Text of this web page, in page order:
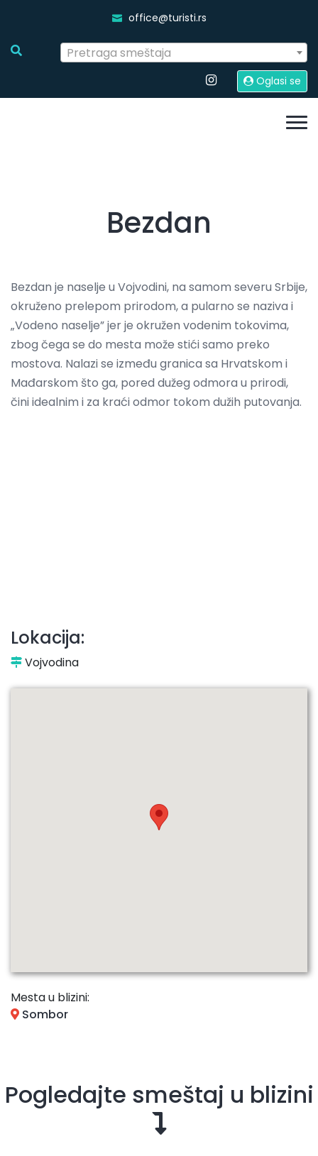
office@turisti.rs
Pretraga smeštaja
Oglasi se
Bezdan
Bezdan je naselje u Vojvodini, na samom severu Srbije,
okruženo prelepom prirodom, a pularno se naziva i
„Vodeno naselje” jer je okružen vodenim tokovima,
zbog čega se do mesta može stići samo preko
mostova. Nalazi se između granica sa Hrvatskom i
Mađarskom što ga, pored dužeg odmora u prirodi,
čini idealnim i za kraći odmor tokom dužih putovanja.
Lokacija:
Vojvodina
Mesta u blizini:
Sombor
Pogledajte smeštaj u blizini